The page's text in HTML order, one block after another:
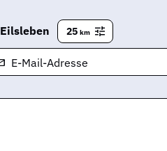
Eilsleben 25 km
E-Mail-Adresse